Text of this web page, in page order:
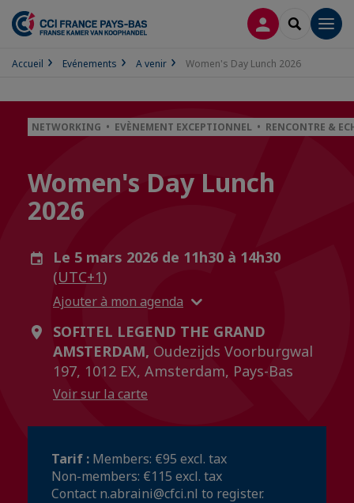
CONNEXION
Accueil Evénements A venir Women's Day Lunch 2026
NETWORKING • EVÈNEMENT EXCEPTIONNEL • RENCONTRE &
Women's Day Lunch
2026
Le 5 mars 2026 de 11h30 à 14h30
(UTC+1)
Ajouter à mon agenda
SOFITEL LEGEND THE GRAND
AMSTERDAM, Oudezijds Voorburgwal
197, 1012 EX, Amsterdam, Pays-Bas
Voir sur la carte
Tarif : Members: €95 excl. tax
Non-members: €115 excl. tax
Contact n.abraini@cfci.nl to register.